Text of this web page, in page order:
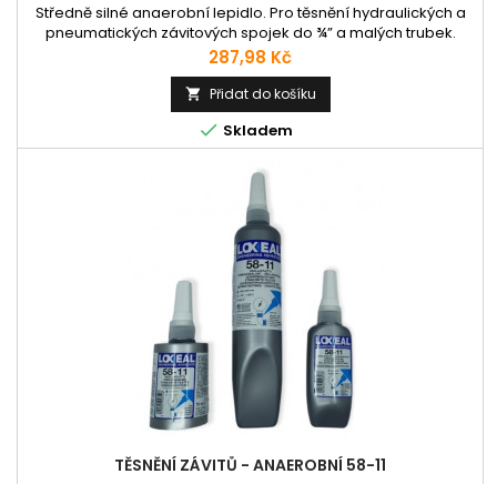
Středně silné anaerobní lepidlo. Pro těsnění hydraulických a
pneumatických závitových spojek do ¾” a malých trubek.
Nahrazuje PTFE pásky při těsnění plynů, vody, LPG, uhlovodíků,
olejů a dalších chemikálií. Schváleno pro plyn podle evropské
normy EN 751-1 (DIN-DVGW NG-5146AU0038). Vysoce odolný
vůči teplu, korozi, nárazům a vibracím.
Cena
287,98 Kč
 Přidat do košíku
 Skladem
TĚSNĚNÍ ZÁVITŮ - ANAEROBNÍ 58-11